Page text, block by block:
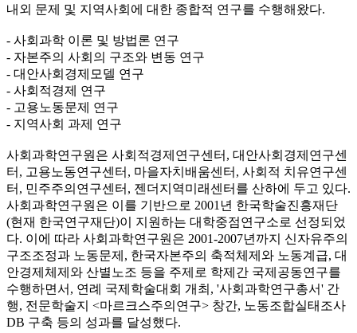
내외 문제 및 지역사회에 대한 종합적 연구를 수행해왔다.
- 사회과학 이론 및 방법론 연구
- 자본주의 사회의 구조와 변동 연구
- 대안사회경제모델 연구
- 사회적경제 연구
- 고용노동문제 연구
- 지역사회 과제 연구
사회과학연구원은 사회적경제연구센터, 대안사회경제연구센
터, 고용노동연구센터, 마을자치배움센터, 사회적 치유연구센
터, 민주주의연구센터, 젠더지역미래센터를 산하에 두고 있다.
사회과학연구원은 이를 기반으로 2001년 한국학술진흥재단
(현재 한국연구재단)이 지원하는 대학중점연구소로 선정되었
다. 이에 따라 사회과학연구원은 2001-2007년까지 신자유주의
구조조정과 노동문제, 한국자본주의 축적체제와 노동계급, 대
안경제체제와 산별노조 등을 주제로 학제간 국제공동연구를
수행하면서, 연례 국제학술대회 개최, '사회과학연구총서' 간
행, 전문학술지 <마르크스주의연구> 창간, 노동조합실태조사
DB 구축 등의 성과를 달성했다.